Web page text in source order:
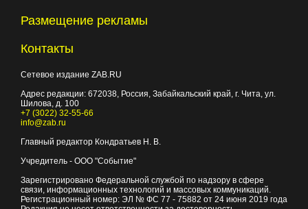
Размещение рекламы
Контакты
Сетевое издание ZAB.RU
Адрес редакции: 672038, Россия, Забайкальский край, г. Чита, ул.
Шилова, д. 100
+7 (3022) 32-55-66
info@zab.ru
Главный редактор Кондратьев Н. В.
Учредитель - ООО "Событие"
Зарегистрировано Федеральной службой по надзору в сфере
связи, информационных технологий и массовых коммуникаций.
Регистрационный номер: ЭЛ № ФС 77 - 75882 от 24 июня 2019 года